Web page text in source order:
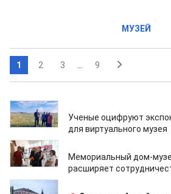
МУЗЕЙ
1 2 3 9
05.08.2026
Ученые оцифруют
для виртуального музея
09.07.2026
Мемориальный дом-
расширяет
09.07.2026